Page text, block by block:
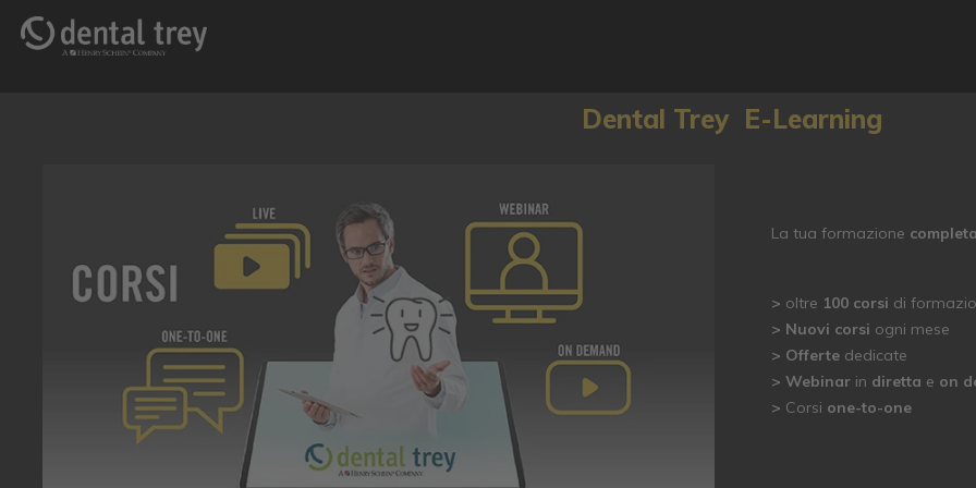
Dental Trey E-Learning
La tua formazione completa
> oltre 100 corsi di
> Nuovi corsi ogni mese
> Offerte dedicate
> Webinar in diretta e on
> Corsi one-to-one